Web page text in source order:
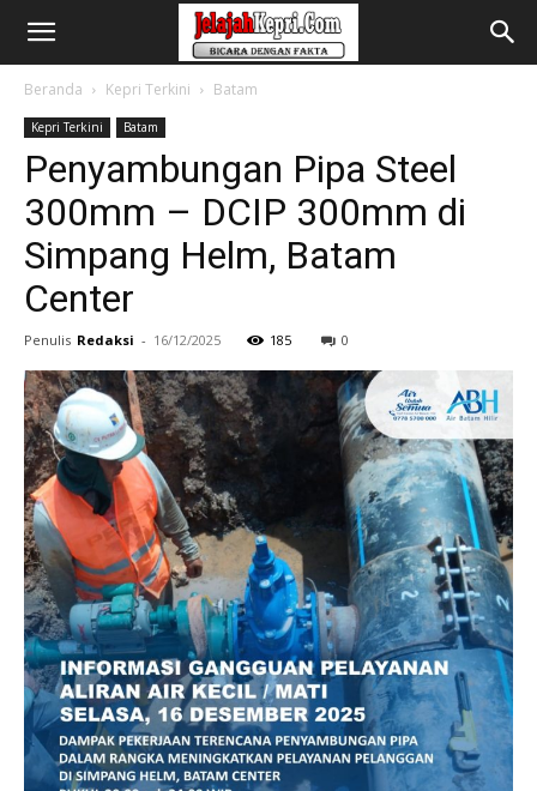
Beranda Kepri Terkini Batam
Kepri Terkini Batam
Penyambungan Pipa Steel
300mm – DCIP 300mm di
Simpang Helm, Batam
Center
Penulis Redaksi - 16/12/2025 185 0